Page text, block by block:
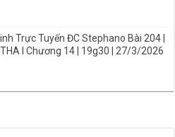
Trực Tuyến ĐC Stephano Bài 204 |
I Chương 14 | 19g30 | 27/3/2026